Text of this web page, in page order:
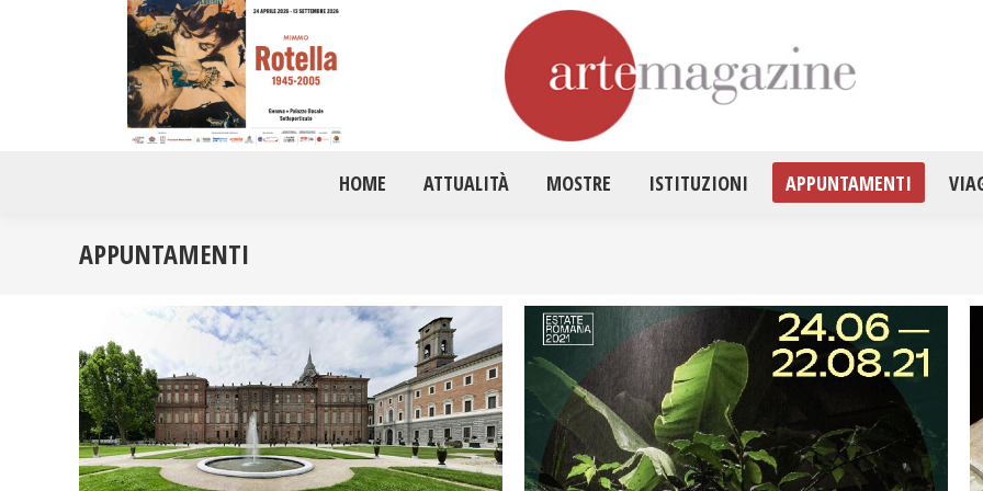
HOME ATTUALITÀ MOSTRE ISTITUZIONI APPUNTAMENTI
APPUNTAMENTI
HOME